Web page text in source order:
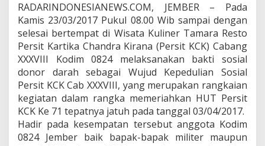
a
k
a
n
D
o
n
o
r
D
a
r
a
RADARINDONESIANEWS.COM, JEMBER – Pada
Kamis 23/03/2017 Pukul 08.00 Wib sampai dengan
selesai bertempat di Wisata Kuliner Tamara Resto
Persit Kartika Chandra Kirana (Persit KCK) Cabang
XXXVIII Kodim 0824 melaksanakan bakti sosial
donor darah sebagai Wujud Kepedulian Sosial
Persit KCK Cab XXXVIII, yang merupakan rangkaian
kegiatan dalam rangka memeriahkan HUT Persit
KCK Ke 71 tepatnya jatuh pada tanggal 03/04/2017.
Hadir pada kesempatan tersebut anggota Kodim
0824 Jember baik bapak-bapak militer maupun